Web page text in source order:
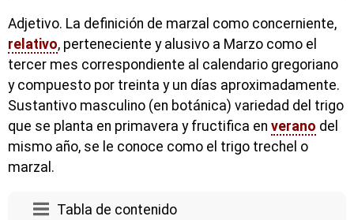
Adjetivo. La definición de marzal como concerniente,
relativo, perteneciente y alusivo a Marzo como el
tercer mes correspondiente al calendario gregoriano
y compuesto por treinta y un días aproximadamente.
Sustantivo masculino (en botánica) variedad del trigo
que se planta en primavera y fructifica en verano del
mismo año, se le conoce como el trigo trechel o
marzal.
Tabla de contenido